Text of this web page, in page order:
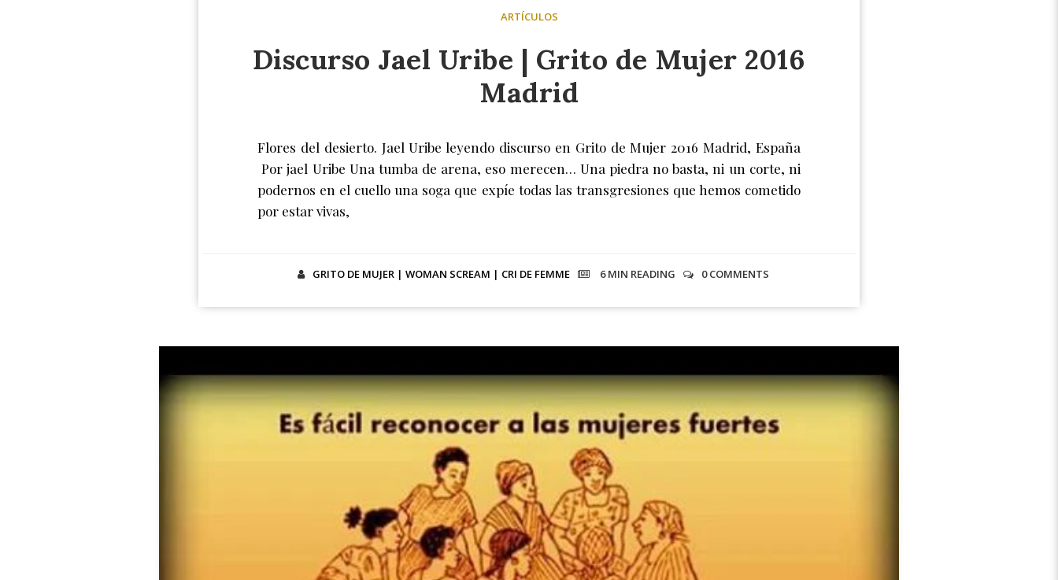
ARTÍCULOS
Discurso Jael Uribe | Grito de Mujer 2016
Madrid
Flores del desierto. Jael Uribe leyendo discurso en Grito de Mujer 2016 Madrid, España
Por jael Uribe Una tumba de arena, eso merecen… Una piedra no basta, ni un corte, ni
podernos en el cuello una soga que expíe todas las transgresiones que hemos cometido
por estar vivas,
GRITO DE MUJER | WOMAN SCREAM | CRI DE FEMME 6 MIN READING 0 COMMENTS